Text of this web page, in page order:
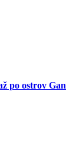
po ostrov Gan